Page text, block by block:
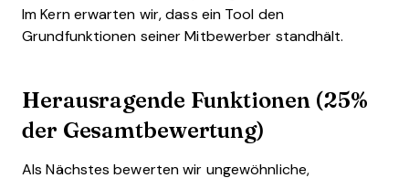
Im Kern erwarten wir, dass ein Tool den
Grundfunktionen seiner Mitbewerber standhält.
Herausragende Funktionen (25%
der Gesamtbewertung)
Als Nächstes bewerten wir ungewöhnliche,